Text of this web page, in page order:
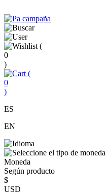
(
0
)
(
0
)
ES
EN
Moneda
Según producto
$
USD